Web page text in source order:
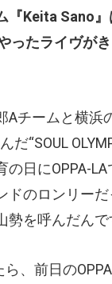
『Keita Sano』
ったライヴが
Aチームと横浜
だ“SOUL
の日にOPPA-
ドのロンリーだ
勢を呼んだんで
ら、前日の